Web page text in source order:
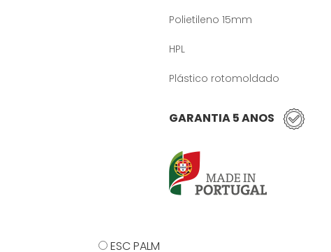
Polietileno 15mm
HPL
Plástico rotomoldado
GARANTIA 5 ANOS
ESC PALM